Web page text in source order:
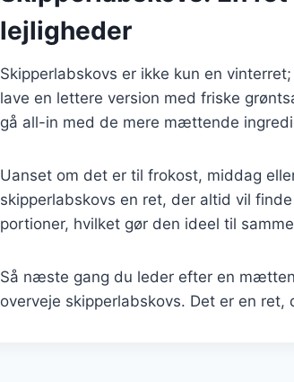
lejligheder
Skipperlabskovs er ikke kun en
lave en lettere version med friske
gå all-in med de mere mættende
Uanset om det er til frokost, middag
skipperlabskovs en ret, der altid vil
portioner, hvilket gør den ideel til
Så næste gang du leder efter en
overveje skipperlabskovs. Det er en